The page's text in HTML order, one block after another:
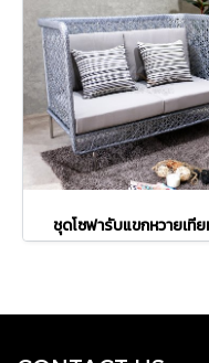
ชุดโซฟารับแขกหวายเที